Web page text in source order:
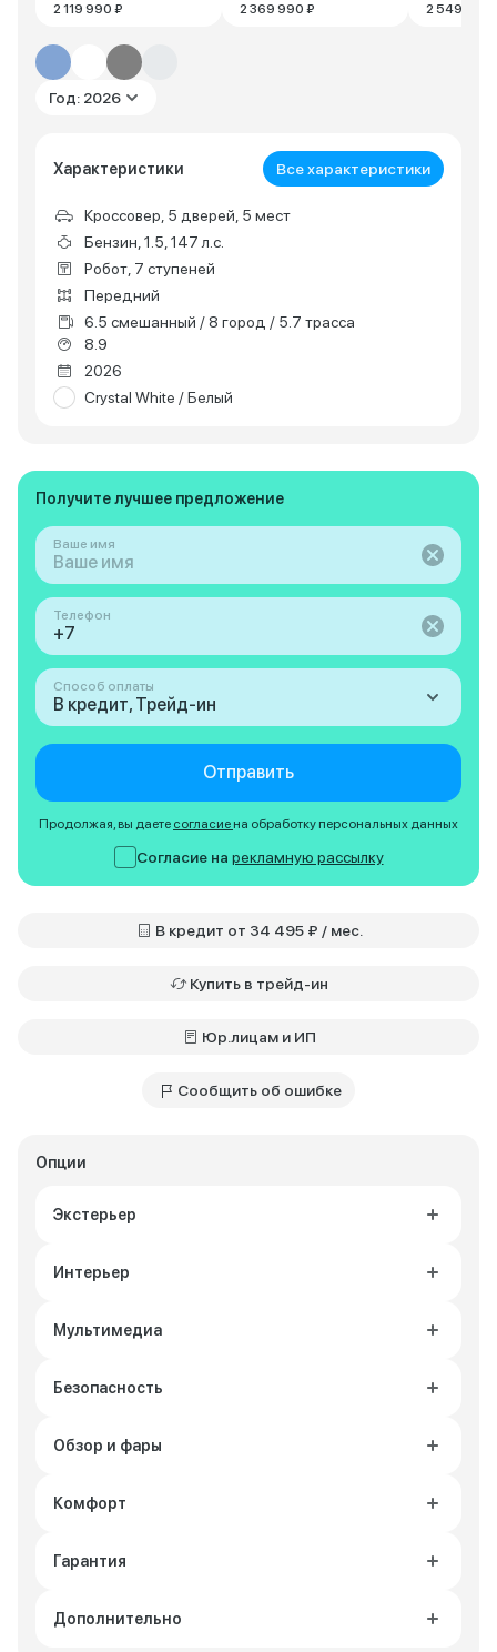
2 119 990 ₽
2 369 990 ₽
2 549 990
Год: 2026
Характеристики Все характеристики
Кроссовер, 5 дверей, 5 мест
Бензин, 1.5, 147 л.с.
Робот, 7 ступеней
Передний
6.5 смешанный / 8 город / 5.7 трасса
8.9
2026
Crystal White / Белый
Опции
Экстерьер
Интерьер
Мультимедиа
Безопасность
Обзор и фары
Комфорт
Гарантия
Дополнительно
Получите лучшее предложение
Ваше имя
Телефон
Способ оплаты
В кредит, Трейд-ин
Отправить
Продолжая, вы даете согласие на обработку персональных данных
Согласие на рекламную рассылку
В кредит от 34 495 ₽ / мес.
Купить в трейд-ин
Юр.лицам и ИП
Сообщить об ошибке